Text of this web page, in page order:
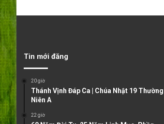
Tin mới đăng
20 giờ
Thánh Vịnh Đáp Ca | Chúa Nhật 19 Thường
Niên A
22 giờ